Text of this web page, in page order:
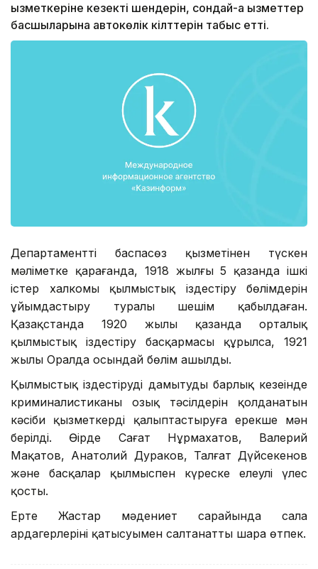
қызметкеріне кезекті шендерін, сондай-ақ қызметтер
басшыларына автокөлік кілттерін табыс етті.
Департаменттің баспасөз қызметінен түскен
мәліметке қарағанда, 1918 жылғы 5 қазанда ішкі
істер халкомы қылмыстық іздестіру бөлімдерін
ұйымдастыру туралы шешім қабылдаған.
Қазақстанда 1920 жылы қазанда орталық
қылмыстық іздестіру басқармасы құрылса, 1921
жылы Оралда осындай бөлім ашылды.
Қылмыстық іздестіруді дамытудың барлық кезеңінде
криминалистиканың озық тәсілдерін қолданатын
кәсіби қызметкерді қалыптастыруға ерекше мән
берілді. Өңірде Сағат Нұрмахатов, Валерий
Мақатов, Анатолий Дураков, Талғат Дүйсекенов
және басқалар қылмыспен күреске елеулі үлес
қосты.
Ертең Жастар мәдениет сарайында сала
ардагерлерінің қатысуымен салтанатты шара өтпек.